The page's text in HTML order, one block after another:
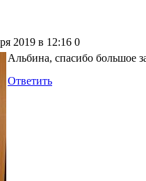
2019 в 12:16 0
Альбина, спасибо большое
Ответить